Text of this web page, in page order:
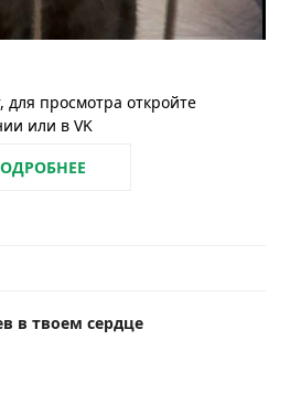
для просмотра откройте
или в VK
в твоем сердце